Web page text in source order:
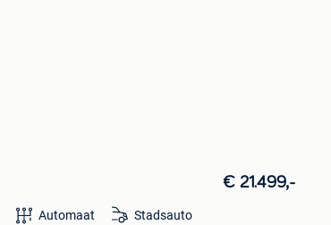
€ 21.499,-
Automaat Stadsauto